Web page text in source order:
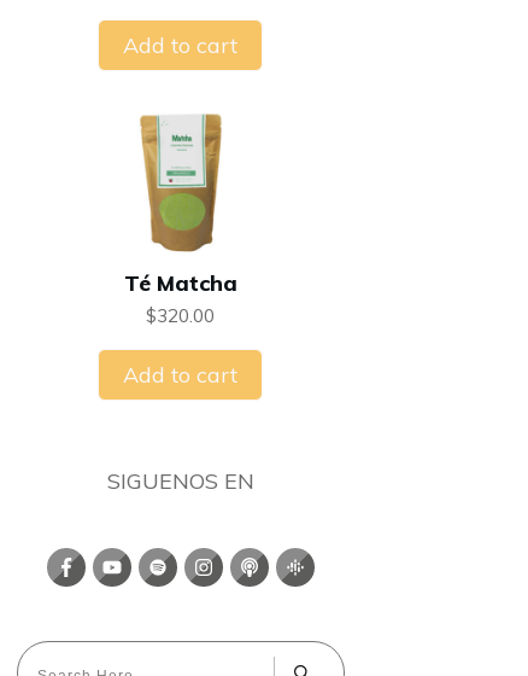
Add to cart
Té Matcha
$320.00
Add to cart
SIGUENOS EN